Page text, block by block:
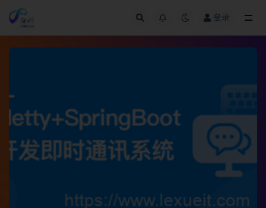
登录